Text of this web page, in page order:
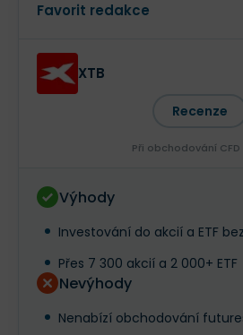
Favorit redakce
XTB
Recenze
Při obchodování
Výhody
Investování do akcií a ETF
Přes 7 300 akcií a 2 000+ ETF
Nevýhody
Nenabízí obchodování